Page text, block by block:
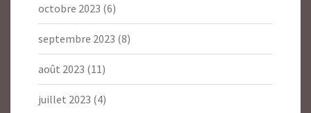
octobre 2023 (6)
septembre 2023 (8)
août 2023 (11)
juillet 2023 (4)